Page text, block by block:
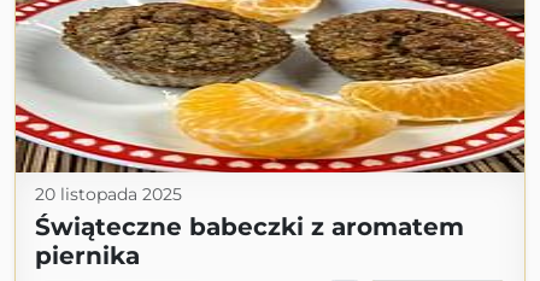
20 listopada 2025
Świąteczne babeczki z aromatem
piernika